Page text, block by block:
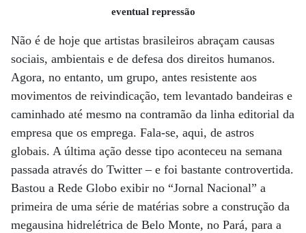
eventual repressão
Não é de hoje que artistas brasileiros abraçam causas
sociais, ambientais e de defesa dos direitos humanos.
Agora, no entanto, um grupo, antes resistente aos
movimentos de reivindicação, tem levantado bandeiras e
caminhado até mesmo na contramão da linha editorial da
empresa que os emprega. Fala-se, aqui, de astros
globais. A última ação desse tipo aconteceu na semana
passada através do Twitter – e foi bastante controvertida.
Bastou a Rede Globo exibir no “Jornal Nacional” a
primeira de uma série de matérias sobre a construção da
megausina hidrelétrica de Belo Monte, no Pará, para a